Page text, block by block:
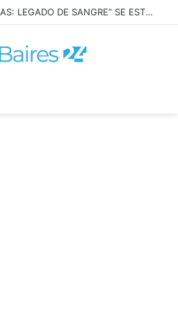
LA PELÍCULA “MALVINAS: LEGADO DE SANGRE” SE ESTRENARÁ EN PRIME VIDEO